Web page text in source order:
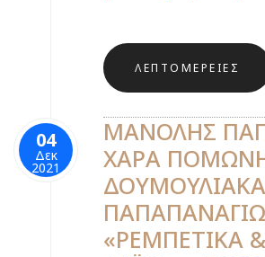
ΛΕΠΤΟΜΈΡΕΙΕΣ
04
Δεκ
2021
ΜΑΝΟΛΗΣ
ΧΑΡΑ
«ΡΕΜΠΕΤΙΚΑ